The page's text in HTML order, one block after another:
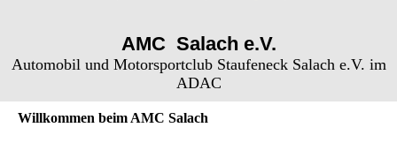
AMC Salach e.V.
Automobil und Motorsportclub Staufeneck Salach e.V. im
ADAC
Willkommen beim AMC Salach